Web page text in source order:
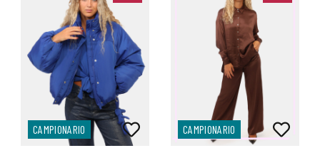
CAMPIONARIO CAMPIONARIO